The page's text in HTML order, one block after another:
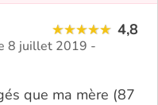
4,8
8 juillet 2019 -
que ma mère (87